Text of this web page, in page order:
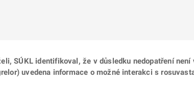
SÚKL identifikoval, že v důsledku nedopatření
uvedena informace o možné interakci s